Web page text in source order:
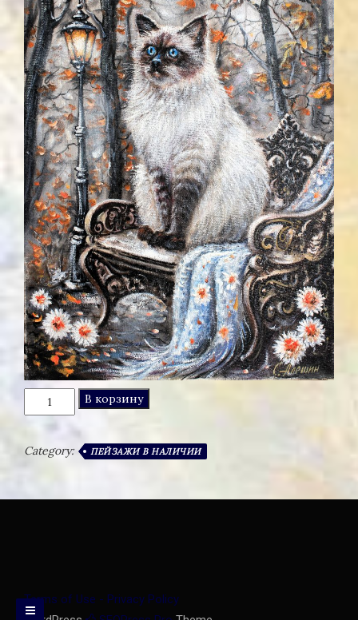
Количество
ГОЛУБОГЛАЗАЯ
В корзину
Category: ПЕЙЗАЖИ В НАЛИЧИИ
Terms of Use - Privacy Policy